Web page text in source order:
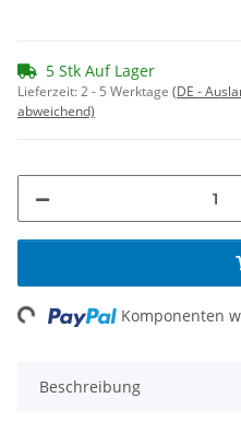
5 Stk Auf Lager
Lieferzeit:2 - 5 Werktage (DE -
abweichend)
Komponenten
Beschreibung